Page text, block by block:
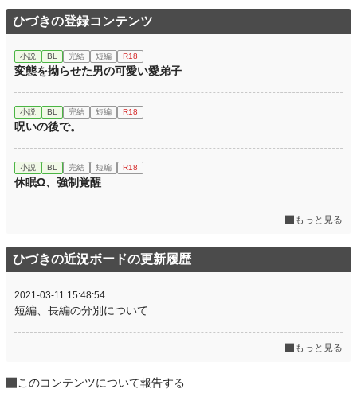
ひづきの登録コンテンツ
小説 BL 完結 短編 R18
変態を拗らせた男の可愛い愛弟子
小説 BL 完結 短編 R18
呪いの後で。
小説 BL 完結 短編 R18
休眠Ω、強制覚醒
もっと見る
ひづきの近況ボードの更新履歴
2021-03-11 15:48:54
短編、長編の分別について
もっと見る
このコンテンツについて報告する